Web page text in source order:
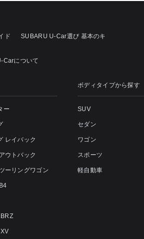
ド SUBARU U-Car選び 基本のキ
Carについて
ー
レイバック
ウトバック
ーリングワゴン
ボディタイプから探す
SUV
セダン
ワゴン
スポーツ
軽自動車